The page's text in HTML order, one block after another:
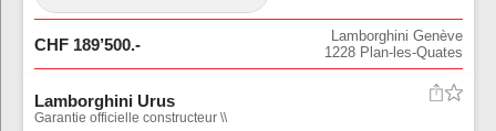
CHF 189’500.-
Lamborghini Genève
1228 Plan-les-Quates
Lamborghini Urus
Garantie officielle constructeur \\